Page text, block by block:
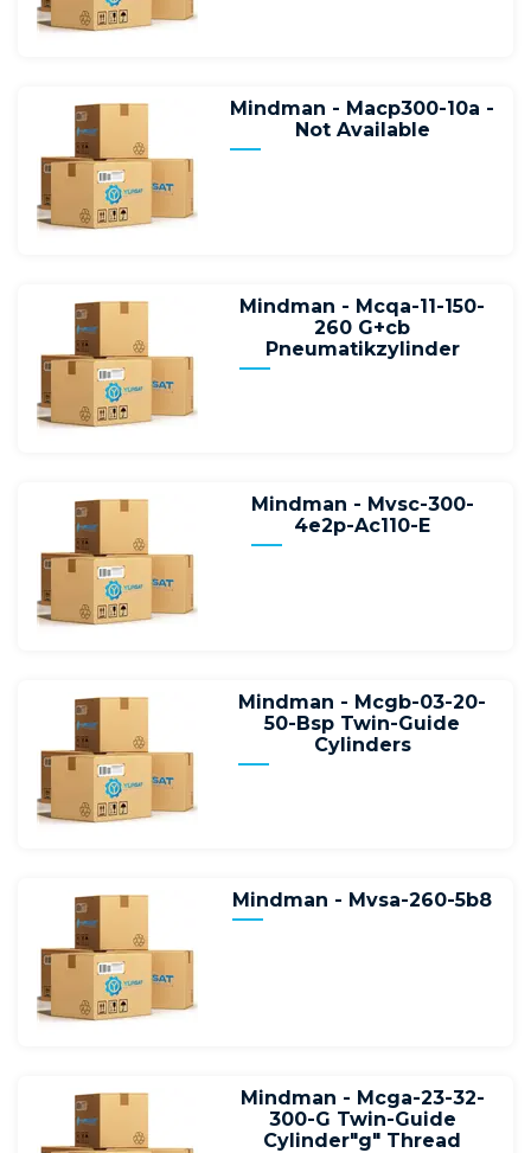
Mindman - Macp300-10a -
Not Available
Mindman - Mcqa-11-150-
260 G+cb
Pneumatikzylinder
Mindman - Mvsc-300-
4e2p-Ac110-E
Mindman - Mcgb-03-20-
50-Bsp Twin-Guide
Cylinders
Mindman - Mvsa-260-5b8
Mindman - Mcga-23-32-
300-G Twin-Guide
Cylinder"g" Thread